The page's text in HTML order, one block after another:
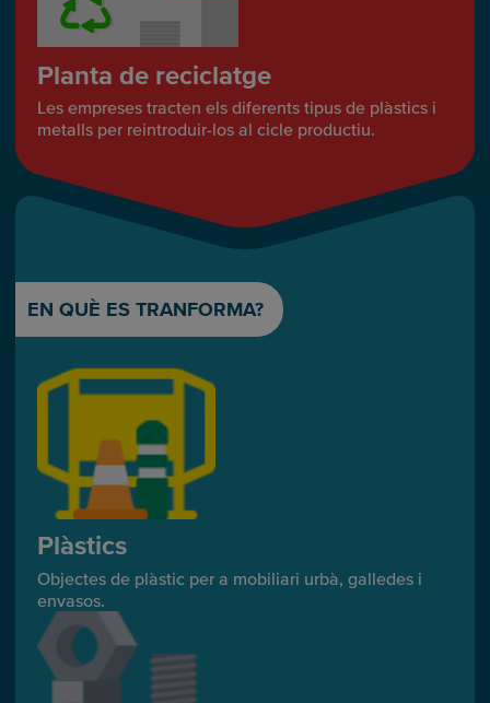
Planta de reciclatge
Les empreses tracten els diferents tipus de plàstics i
metalls per reintroduir-los al cicle productiu.
EN QUÈ ES TRANFORMA?
Plàstics
Objectes de plàstic per a mobiliari urbà, galledes i
envasos.